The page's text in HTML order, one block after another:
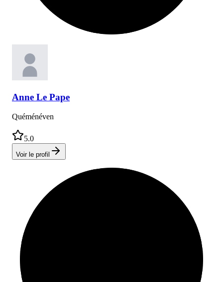
Anne Le Pape
Quéménéven
5.0
Voir le profil